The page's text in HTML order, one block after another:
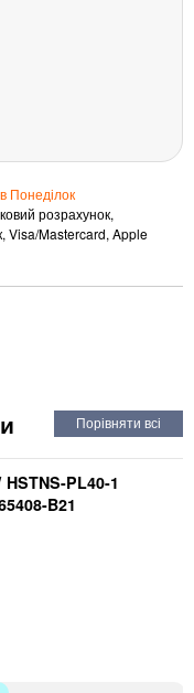
Понеділок
розрахунок,
Visa/Mastercard, Apple
PL40-1
B21